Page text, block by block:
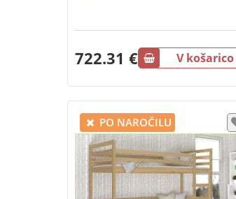
722.31 € V košarico
PO NAROČILU